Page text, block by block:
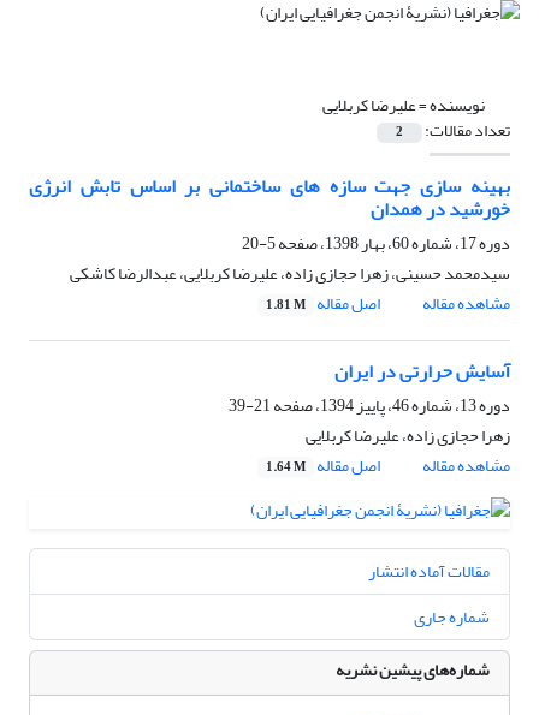
نویسنده =علیرضا کربلایی
تعداد مقالات: 2
بهینه سازی جهت سازه های ساختمانی بر اساس تابش انرژی
خورشید در همدان
دوره 17، شماره 60، بهار 1398، صفحه
5-20
سیدمحمد حسینی، زهرا حجازی زاده، علیرضا کربلایی، عبدالرضا کاشکی
مشاهده مقاله
اصل مقاله 1.81 M
آسایش حرارتی در ایران
دوره 13، شماره 46، پاییز 1394، صفحه
21-39
زهرا حجازی زاده، علیرضا کربلایی
مشاهده مقاله
اصل مقاله 1.64 M
مقالات آماده انتشار
شماره جاری
شماره‌های پیشین نشریه